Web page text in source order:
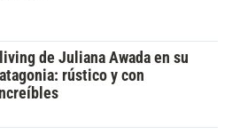
de Juliana Awada en su
rústico y con